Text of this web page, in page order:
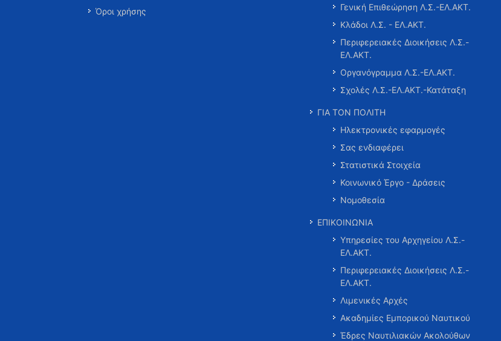
Όροι χρήσης
Γενική Επιθεώρηση Λ.Σ.-ΕΛ.ΑΚΤ.
Κλάδοι Λ.Σ. - ΕΛ.ΑΚΤ.
Περιφερειακές Διοικήσεις Λ.Σ.-
ΕΛ.ΑΚΤ.
Οργανόγραμμα Λ.Σ.-ΕΛ.ΑΚΤ.
Σχολές Λ.Σ.-ΕΛ.ΑΚΤ.-Κατάταξη
ΓΙΑ ΤΟΝ ΠΟΛΙΤΗ
Ηλεκτρονικές εφαρμογές
Σας ενδιαφέρει
Στατιστικά Στοιχεία
Κοινωνικό Έργο - Δράσεις
Νομοθεσία
ΕΠΙΚΟΙΝΩΝΙΑ
Υπηρεσίες του Αρχηγείου Λ.Σ.-
ΕΛ.ΑΚΤ.
Περιφερειακές Διοικήσεις Λ.Σ.-
ΕΛ.ΑΚΤ.
Λιμενικές Αρχές
Ακαδημίες Εμπορικού Ναυτικού
Έδρες Ναυτιλιακών Ακολούθων